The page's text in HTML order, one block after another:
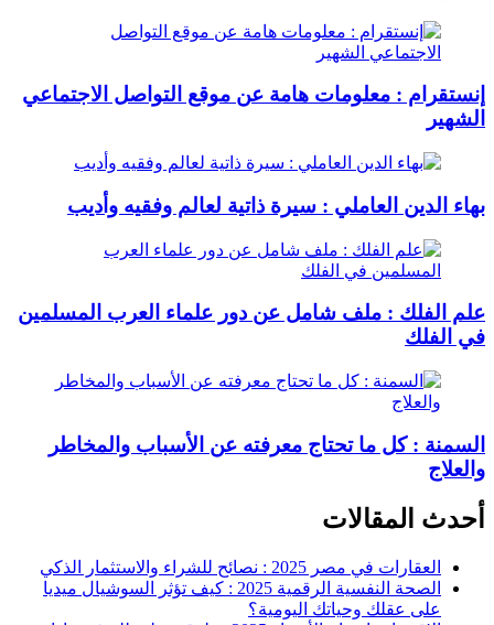
إنستقرام : معلومات هامة عن موقع التواصل الاجتماعي
الشهير
بهاء الدين العاملي : سيرة ذاتية لعالم وفقيه وأديب
علم الفلك : ملف شامل عن دور علماء العرب المسلمين
في الفلك
السمنة : كل ما تحتاج معرفته عن الأسباب والمخاطر
والعلاج
أحدث المقالات
العقارات في مصر 2025 : نصائح للشراء والاستثمار الذكي
الصحة النفسية الرقمية 2025 : كيف تؤثر السوشيال ميديا
على عقلك وحياتك اليومية؟